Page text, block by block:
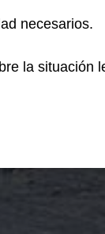
necesarios.
la situación